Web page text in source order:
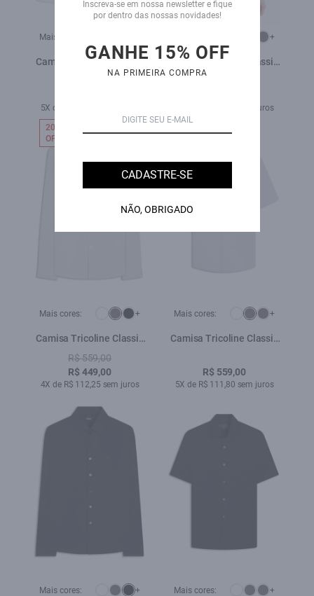
Mais cores:
Camisa Tricoline Classic
New Italian Branco
5X de R$ 111,80 sem juros
+
Camisa Tricoline Classic
New Italian Branco
5X de R$ 111,80 sem juros
Mais cores: +
Camisa Tricoline Classic
New Italian Cinza
R$ 559,00
R$ 449,00
4X de R$ 112,25 sem juros
20%
OFF
Mais cores: +
Camisa Tricoline Classic
R$ 559,00
5X de R$ 111,80 sem juros
Mais cores: + Mais cores: +
Inscreva-se em nossa newsletter e fique
por dentro das nossas novidades!
GANHE 15% OFF
NA PRIMEIRA COMPRA
CADASTRE-SE
NÃO, OBRIGADO